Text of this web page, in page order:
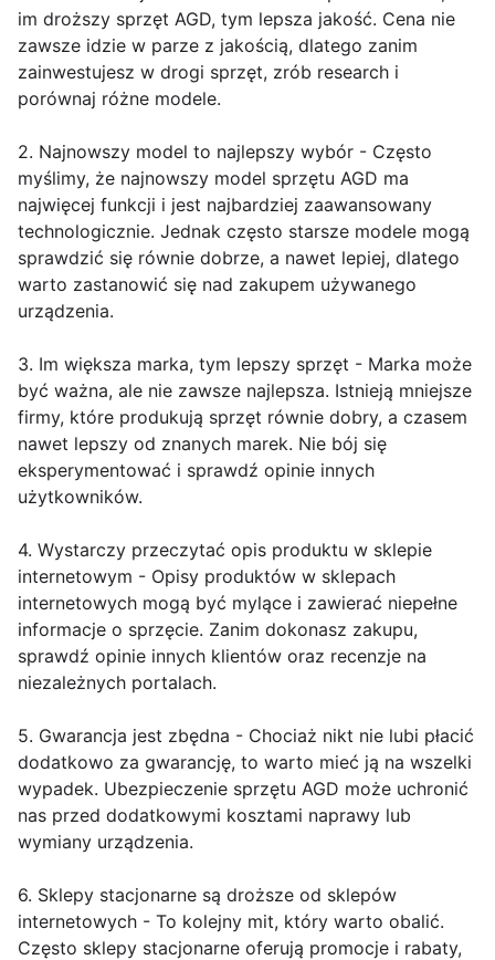
im droższy sprzęt AGD, tym lepsza jakość. Cena nie
zawsze idzie w parze z jakością, dlatego zanim
zainwestujesz w drogi sprzęt, zrób research i
porównaj różne modele.
2. Najnowszy model to najlepszy wybór - Często
myślimy, że najnowszy model sprzętu AGD ma
najwięcej funkcji i jest najbardziej zaawansowany
technologicznie. Jednak często starsze modele mogą
sprawdzić się równie dobrze, a nawet lepiej, dlatego
warto zastanowić się nad zakupem używanego
urządzenia.
3. Im większa marka, tym lepszy sprzęt - Marka może
być ważna, ale nie zawsze najlepsza. Istnieją mniejsze
firmy, które produkują sprzęt równie dobry, a czasem
nawet lepszy od znanych marek. Nie bój się
eksperymentować i sprawdź opinie innych
użytkowników.
4. Wystarczy przeczytać opis produktu w sklepie
internetowym - Opisy produktów w sklepach
internetowych mogą być mylące i zawierać niepełne
informacje o sprzęcie. Zanim dokonasz zakupu,
sprawdź opinie innych klientów oraz recenzje na
niezależnych portalach.
5. Gwarancja jest zbędna - Chociaż nikt nie lubi płacić
dodatkowo za gwarancję, to warto mieć ją na wszelki
wypadek. Ubezpieczenie sprzętu AGD może uchronić
nas przed dodatkowymi kosztami naprawy lub
wymiany urządzenia.
6. Sklepy stacjonarne są droższe od sklepów
internetowych - To kolejny mit, który warto obalić.
Często sklepy stacjonarne oferują promocje i rabaty,